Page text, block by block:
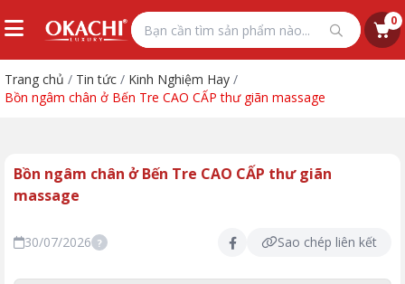
0
Trang chủ / Tin tức / Kinh Nghiệm Hay /
Bồn ngâm chân ở Bến Tre CAO CẤP thư giãn massage
Bồn ngâm chân ở Bến Tre CAO CẤP thư giãn
massage
30/07/2026 ? Sao chép liên kết